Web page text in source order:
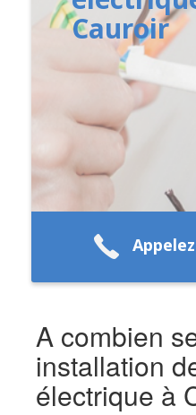
Cauroir
A combien
installation
électrique à